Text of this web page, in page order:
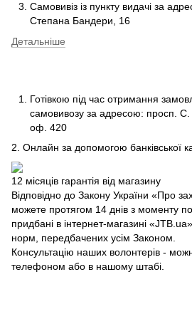
Самовивіз із пункту видачі за
Степана Бандери, 16
Детальніше
Готівкою під час отримання
самовивозу за адресою: просп. С.
оф. 420
2. Онлайн за допомогою банківської
12 місяців гарантія від магазину
Відповідно до Закону України «Про
можете протягом 14 днів з моменту
придбані в інтернет-магазині
норм, передбачених усім Законом.
Консультацію наших волонтерів -
телефоном або в нашому штабі.